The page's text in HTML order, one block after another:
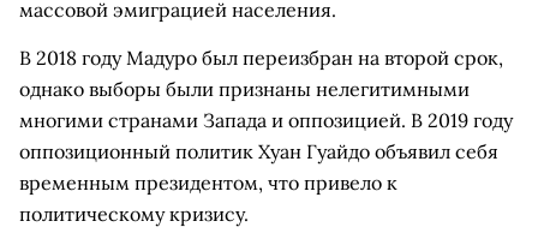
массовой эмиграцией населения.
В 2018 году Мадуро был переизбран на второй срок,
однако выборы были признаны нелегитимными
многими странами Запада и оппозицией. В 2019 году
оппозиционный политик Хуан Гуайдо объявил себя
временным президентом, что привело к
политическому кризису.